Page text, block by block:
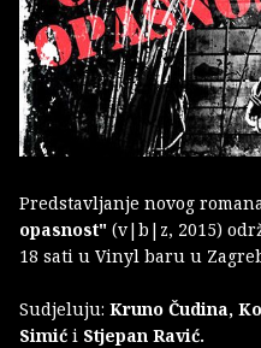
Predstavljanje novog
opasnost" (v|b|z, 2015)
18 sati u Vinyl baru u
Sudjeluju: Kruno Čudina,
Simić i Stjepan Ravić.